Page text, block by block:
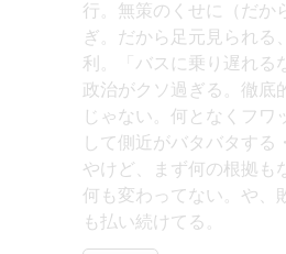
行。無策のくせに（だか
ぎ。だから足元見られる
利。「バスに乗り遅れる
政治がクソ過ぎる。徹底
じゃない。何となくフワ
して側近がバタバタする
やけど、まず何の根拠も
何も変わってない。や、
も払い続けてる。